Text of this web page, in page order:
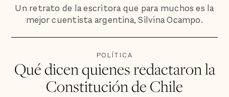
Un retrato de la escritora que para muchos es la
mejor cuentista argentina, Silvina Ocampo.
POLÍTICA
Qué dicen quienes redactaron la
Constitución de Chile